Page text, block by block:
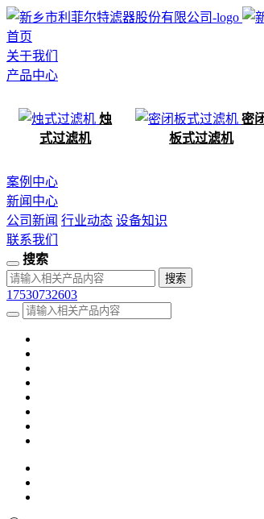
首页
关于我们
产品中心
烛
式过滤机
密
板式过滤机
案例中心
新闻中心
公司新闻 行业动态 设备知识
联系我们
搜索
17530732603